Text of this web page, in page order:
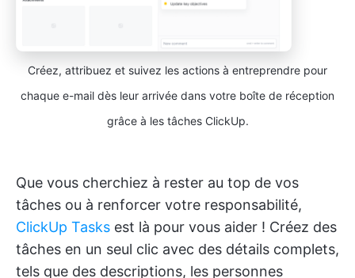
Créez, attribuez et suivez les actions à entreprendre pour
chaque e-mail dès leur arrivée dans votre boîte de réception
grâce à les tâches ClickUp.
Que vous cherchiez à rester au top de vos
tâches ou à renforcer votre responsabilité,
ClickUp Tasks est là pour vous aider ! Créez des
tâches en un seul clic avec des détails complets,
tels que des descriptions, les personnes